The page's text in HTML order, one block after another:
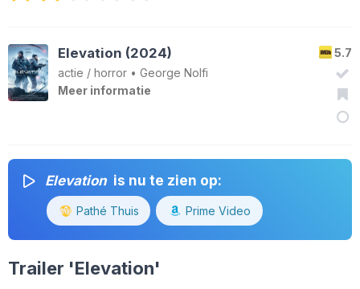
5.7
Elevation (2024)
actie / horror • George Nolfi
Meer informatie
Elevation is nu te zien op:
Pathé Thuis Prime Video
Trailer 'Elevation'